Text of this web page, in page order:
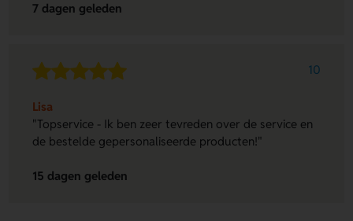
7 dagen geleden
10
Lisa
"Topservice - Ik ben zeer tevreden over de service en
de bestelde gepersonaliseerde producten!"
15 dagen geleden